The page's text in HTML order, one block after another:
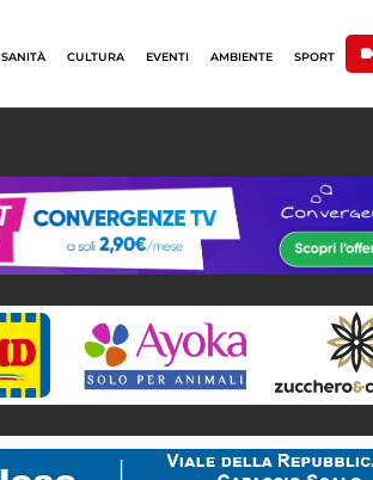
SANITÀ CULTURA EVENTI AMBIENTE SPORT